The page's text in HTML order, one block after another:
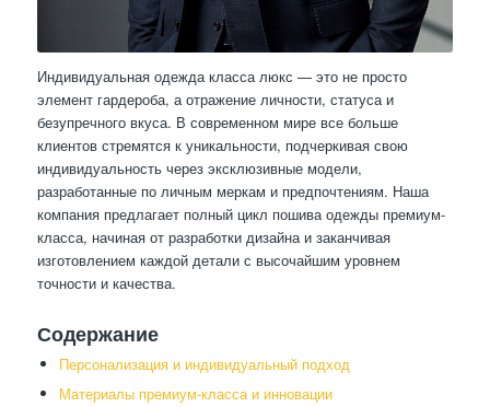
Индивидуальная одежда класса люкс — это не просто
элемент гардероба, а отражение личности, статуса и
безупречного вкуса. В современном мире все больше
клиентов стремятся к уникальности, подчеркивая свою
индивидуальность через эксклюзивные модели,
разработанные по личным меркам и предпочтениям. Наша
компания предлагает полный цикл пошива одежды премиум-
класса, начиная от разработки дизайна и заканчивая
изготовлением каждой детали с высочайшим уровнем
точности и качества.
Содержание
Персонализация и индивидуальный подход
Материалы премиум-класса и инновации